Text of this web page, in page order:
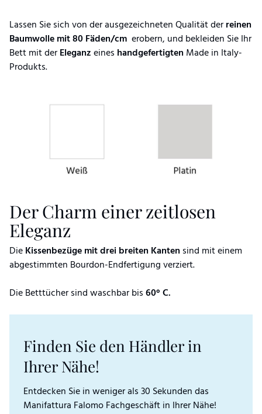
Lassen Sie sich von der ausgezeichneten Qualität derreinen
Baumwolle mit 80 Fäden/cm erobern, und bekleiden Sie Ihr
Bett mit derEleganzeines handgefertigten Made in Italy-
Produkts.
Der Charm einer zeitlosen
Eleganz
DieKissenbezüge mit drei breiten Kanten sind mit einem
abgestimmten Bourdon-Endfertigung verziert.
Die Betttücher sind waschbar bis60° C.
Finden Sie den Händler in
Ihrer Nähe!
Entdecken Sie in weniger als 30 Sekunden das
Manifattura Falomo Fachgeschäft in Ihrer Nähe!